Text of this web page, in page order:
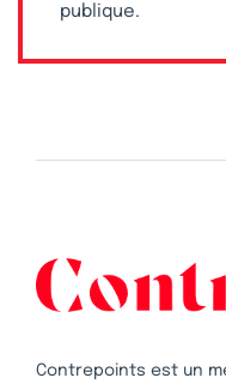
publique.
Contrepoints est un